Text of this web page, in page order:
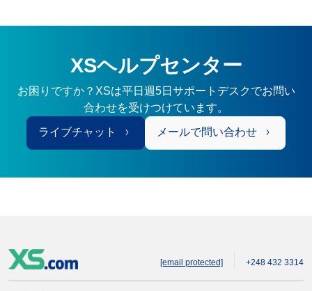
XSヘルプセンター
お困りですか？XSは平日週5日サポートデスクでお問い
合わせを受けつけています。
ライブチャット メールで問い合わせ
[email protected] +248 432 3314